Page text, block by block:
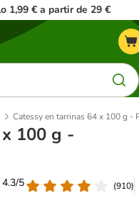
1,99 € a partir de 29 €
Catessy en tarrinas 64 x 100 g -
100 g -
5
(910)